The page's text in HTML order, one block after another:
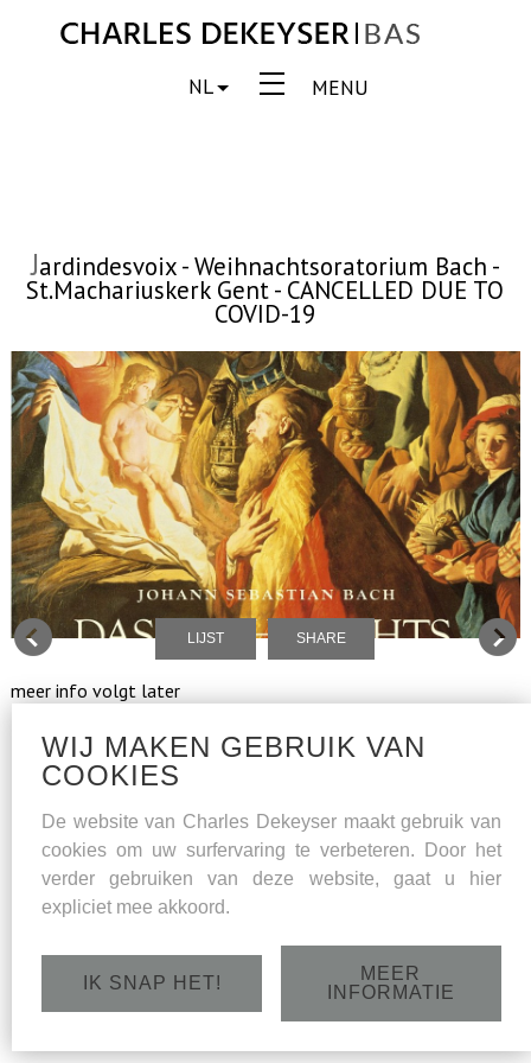
MENU
NL
Jardindesvoix - Weihnachtsoratorium Bach -
St.Machariuskerk Gent - CANCELLED DUE TO
COVID-19
LIJST SHARE
meer info volgt later
WIJ MAKEN GEBRUIK VAN
COOKIES
De website van Charles Dekeyser maakt gebruik van
cookies om uw surfervaring te verbeteren. Door het
verder gebruiken van deze website, gaat u hier
expliciet mee akkoord.
IK SNAP HET!
MEER
INFORMATIE